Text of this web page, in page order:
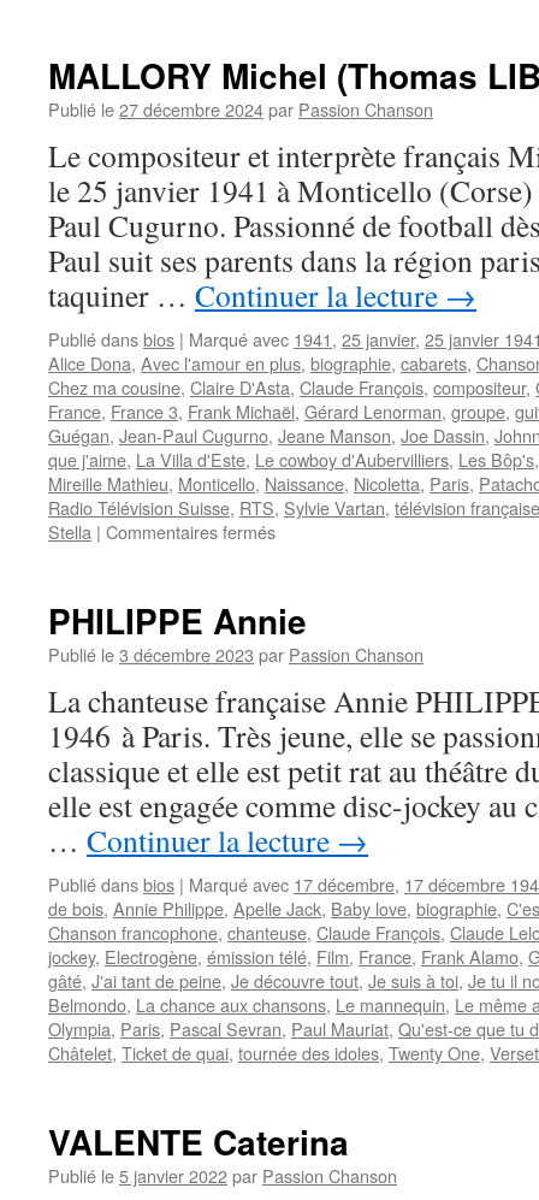
MALLORY Michel (Thomas
Publié le27 décembre 2024par Passion Chanson
Le compositeur et interprète français
le 25 janvier 1941 à Monticello (Corse)
Paul Cugurno. Passionné de football
Paul suit ses parents dans la région
taquiner … Continuer la lecture →
Publié dansbios | Marqué avec 1941, 25 janvier, 25 janvier
Alice Dona, Avec l'amour en plus, biographie, cabarets,
Chez ma cousine, Claire D'Asta, Claude François, compositeur,
France, France 3, Frank Michaël, Gérard Lenorman, groupe,
Guégan, Jean-Paul Cugurno, Jeane Manson, Joe Dassin,
que j'aime, La Villa d'Este, Le cowboy d'Aubervilliers, Les Bôp's
Mireille Mathieu, Monticello, Naissance, Nicoletta, Paris,
Radio Télévision Suisse, RTS, Sylvie Vartan, télévision française
Stella | Commentaires ferméssur
LIBERI)
PHILIPPE Annie
Publié le3 décembre 2023 par Passion Chanson
La chanteuse française Annie
1946 à Paris. Très jeune, elle se
classique et elle est petit rat au théâtre
elle est engagée comme disc-jockey au
… Continuer la lecture →
Publié dansbios | Marqué avec 17 décembre, 17 décembre
de bois, Annie Philippe, Apelle Jack, Baby love, biographie,
Chanson francophone, chanteuse, Claude François, Claude
jockey, Electrogène, émission télé, Film, France, Frank Alamo,
gâté, J'ai tant de peine, Je découvre tout, Je suis à toi, Je tu il
Belmondo, La chance aux chansons, Le mannequin, Le même
Olympia, Paris, Pascal Sevran, Paul Mauriat, Qu'est-ce que tu
Châtelet, Ticket de quai, tournée des idoles, Twenty One,
VALENTE Caterina
Publié le5 janvier 2022par Passion Chanson